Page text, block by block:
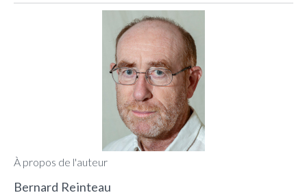
À propos de l'auteur
Bernard Reinteau